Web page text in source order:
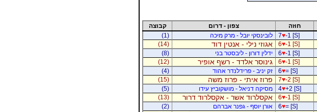
חוזה צפון - דרום קבוצה
7♥-1 [S] לובינסקי יובל - מרק מיכה
(1)
6♥-1 [S] אגוזי נילי - אנטין דוד (14)
6♥-1 [S] ידלין דורון - ליבסטר בני
(8)
6♥-1 [S] גינוסר אלדד - רשף אופיר
(12)
6♥= [S] זק יניב - פרידלנדר אהוד
(4)
7♥-2 [S] פרוז איתי - פרוז משה
(15)
4♥+2 [S] מסיקה דניאל - מושקוביץ עידו
(5)
6♥-1 [S] אקסלרוד אשר - אקסלרוד דרור
(13)
6♥= [S] אורן יוסף - גפנר אברהם
(2)